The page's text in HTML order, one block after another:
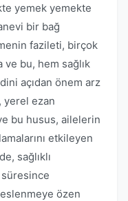
yemek yemekte
bir bağ
fazileti, birçok
ve bu, hem sağlık
açıdan önem arz
yerel ezan
bu husus, ailelerin
etkileyen
sağlıklı
özen